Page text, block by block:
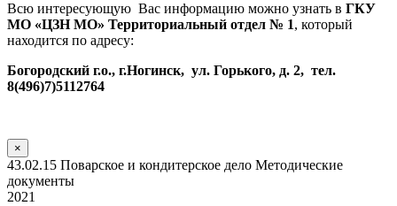
Всю интересующую Вас информацию можно узнать в ГКУ
МО «ЦЗН МО» Территориальный отдел № 1, который
находится по адресу:
Богородский г.о., г.Ногинск, ул. Горького, д. 2, тел.
8(496)7)5112764
×
43.02.15 Поварское и кондитерское дело Методические
документы
2021